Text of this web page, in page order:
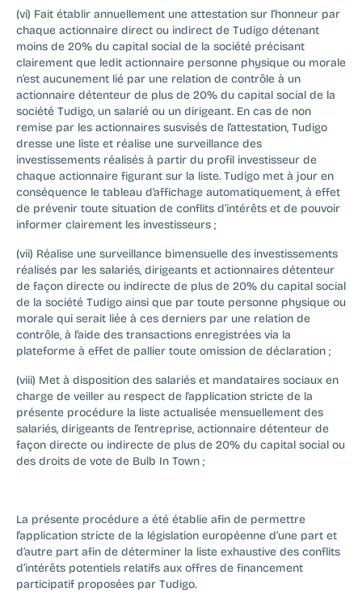
(vi) Fait établir annuellement une attestation sur l’honneur par
chaque actionnaire direct ou indirect de Tudigo détenant
moins de 20% du capital social de la société précisant
clairement que ledit actionnaire personne physique ou morale
n’est aucunement lié par une relation de contrôle à un
actionnaire détenteur de plus de 20% du capital social de la
société Tudigo, un salarié ou un dirigeant. En cas de non
remise par les actionnaires susvisés de l’attestation, Tudigo
dresse une liste et réalise une surveillance des
investissements réalisés à partir du profil investisseur de
chaque actionnaire figurant sur la liste. Tudigo met à jour en
conséquence le tableau d’affichage automatiquement, à effet
de prévenir toute situation de conflits d’intérêts et de pouvoir
informer clairement les investisseurs ;
(vii) Réalise une surveillance bimensuelle des investissements
réalisés par les salariés, dirigeants et actionnaires détenteur
de façon directe ou indirecte de plus de 20% du capital social
de la société Tudigo ainsi que par toute personne physique ou
morale qui serait liée à ces derniers par une relation de
contrôle, à l’aide des transactions enregistrées via la
plateforme à effet de pallier toute omission de déclaration ;
(viii) Met à disposition des salariés et mandataires sociaux en
charge de veiller au respect de l’application stricte de la
présente procédure la liste actualisée mensuellement des
salariés, dirigeants de l’entreprise, actionnaire détenteur de
façon directe ou indirecte de plus de 20% du capital social ou
des droits de vote de Bulb In Town ;
La présente procédure a été établie afin de permettre
l’application stricte de la législation européenne d’une part et
d’autre part afin de déterminer la liste exhaustive des conflits
d’intérêts potentiels relatifs aux offres de financement
participatif proposées par Tudigo.